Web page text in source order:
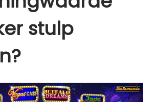
stulp